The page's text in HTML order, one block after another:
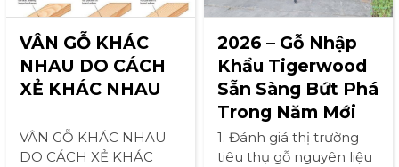
VÂN GỖ KHÁC
NHAU DO CÁCH
XẺ KHÁC NHAU
VÂN GỖ KHÁC NHAU
DO CÁCH XẺ KHÁC
2026 – Gỗ Nhập
Khẩu Tigerwood
Sẵn Sàng Bứt Phá
Trong Năm Mới
1. Đánh giá thị trường
tiêu thụ gỗ nguyên liệu